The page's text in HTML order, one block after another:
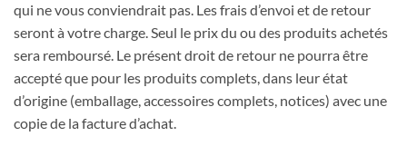
qui ne vous conviendrait pas. Les frais d’envoi et de retour
seront à votre charge. Seul le prix du ou des produits achetés
sera remboursé. Le présent droit de retour ne pourra être
accepté que pour les produits complets, dans leur état
d’origine (emballage, accessoires complets, notices) avec une
copie de la facture d’achat.